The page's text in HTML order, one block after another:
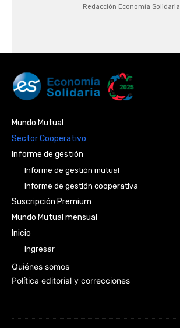
Redacción Economía Solidaria
Mundo Mutual
Sector Cooperativo
Informe de gestión
Informe de gestión mutual
Informe de gestión cooperativa
Suscripción Premium
Mundo Mutual mensual
Inicio
Ingresar
Quiénes somos
Política editorial y correcciones